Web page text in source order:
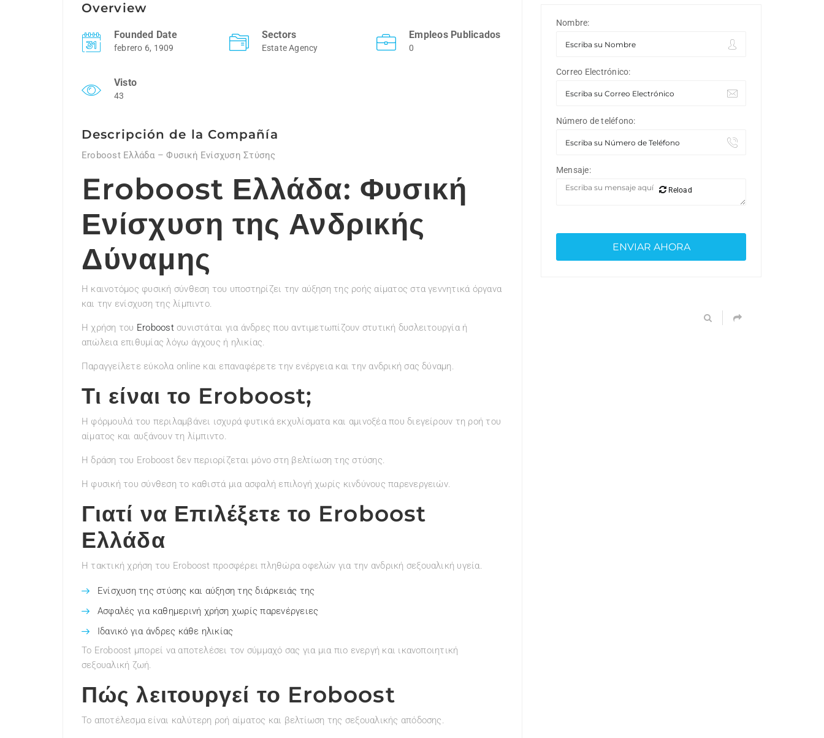
Overview
Founded Date
febrero 6, 1909
Sectors
Estate Agency
Empleos Publicados
0
Visto
43
Descripción de la Compañía
Eroboost Ελλάδα – Φυσική Ενίσχυση Στύσης
Eroboost Ελλάδα: Φυσική
Ενίσχυση της Ανδρικής
Δύναμης
Η καινοτόμος φυσική σύνθεση του υποστηρίζει την αύξηση της ροής αίματος στα γεννητικά όργανα
και την ενίσχυση της λίμπιντο.
Η χρήση του Eroboostσυνιστάται για άνδρες που αντιμετωπίζουν στυτική δυσλειτουργία ή
απώλεια επιθυμίας λόγω άγχους ή ηλικίας.
Παραγγείλετε εύκολα online και επαναφέρετε την ενέργεια και την ανδρική σας δύναμη.
Τι είναι το Eroboost;
Η φόρμουλά του περιλαμβάνει ισχυρά φυτικά εκχυλίσματα και αμινοξέα που διεγείρουν τη ροή του
αίματος και αυξάνουν τη λίμπιντο.
Η δράση του Eroboost δεν περιορίζεται μόνο στη βελτίωση της στύσης.
Η φυσική του σύνθεση το καθιστά μια ασφαλή επιλογή χωρίς κινδύνους παρενεργειών.
Γιατί να Επιλέξετε το Eroboost
Ελλάδα
Η τακτική χρήση του Eroboost προσφέρει πληθώρα οφελών για την ανδρική σεξουαλική υγεία.
Ενίσχυση της στύσης και αύξηση της διάρκειάς της
Ασφαλές για καθημερινή χρήση χωρίς παρενέργειες
Ιδανικό για άνδρες κάθε ηλικίας
Το Eroboost μπορεί να αποτελέσει τον σύμμαχό σας για μια πιο ενεργή και ικανοποιητική
σεξουαλική ζωή.
Πώς λειτουργεί το Eroboost
Το αποτέλεσμα είναι καλύτερη ροή αίματος και βελτίωση της σεξουαλικής απόδοσης.
Nombre:
Correo Electrónico:
Número de teléfono:
Mensaje:
Reload